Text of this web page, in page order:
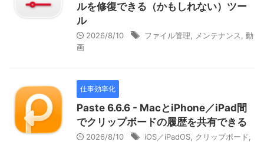
ルを修復できる（かもしれない）ツー
ル
2026/8/10 ファイル管理 メンテナンス
動
画
仕事効率化
Paste 6.6.6 - MacとiPhone／iPad間
でクリップボードの履歴を共有できる
2026/8/10 iOS／iPadOS クリップボード